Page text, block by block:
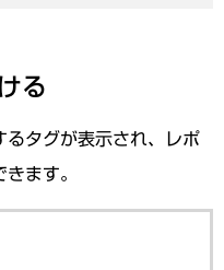
る
るタグが表示され、レポ
ます。